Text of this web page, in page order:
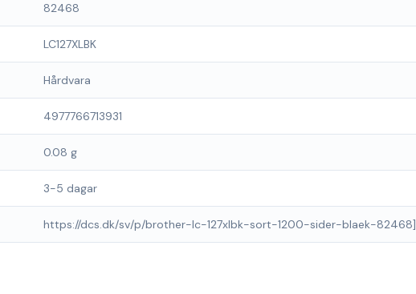
82468
LC127XLBK
Hårdvara
4977766713931
0.08 g
3-5 dagar
https://dcs.dk/sv/p/brother-lc-127xlbk-sort-1200-sider-blaek-82468]